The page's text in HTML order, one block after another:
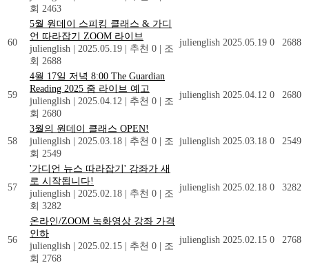
회 2463
60
5월 원데이 스피킹 클래스 & 가디
언 따라잡기 ZOOM 라이브
julienglish
2025.05.19 추천 0
조
회 2688
julienglish 2025.05.19 0 2688
59
4월 17일 저녁 8:00 The Guardian
Reading 2025 줌 라이브 예고
julienglish
2025.04.12 추천 0
조
회 2680
julienglish 2025.04.12 0 2680
58
3월의 원데이 클래스 OPEN!
julienglish
2025.03.18 추천 0
조
회 2549
julienglish 2025.03.18 0 2549
57
'가디언 뉴스 따라잡기' 강좌가 새
로 시작됩니다!
julienglish
2025.02.18 추천 0
조
회 3282
julienglish 2025.02.18 0 3282
56
온라인/ZOOM 녹화영상 강좌 가격
인하
julienglish
2025.02.15 추천 0
조
회 2768
julienglish 2025.02.15 0 2768